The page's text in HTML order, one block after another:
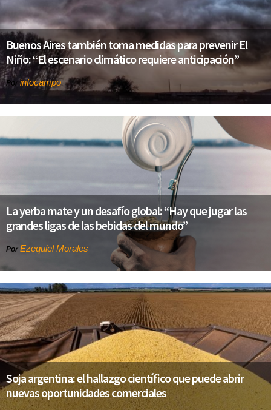
Buenos Aires también toma medidas para prevenir El
Niño: “El escenario climático requiere anticipación”
Por infocampo
La yerba mate y un desafío global: “Hay que jugar las
grandes ligas de las bebidas del mundo”
Por Ezequiel Morales
Soja argentina: el hallazgo científico que puede abrir
nuevas oportunidades comerciales